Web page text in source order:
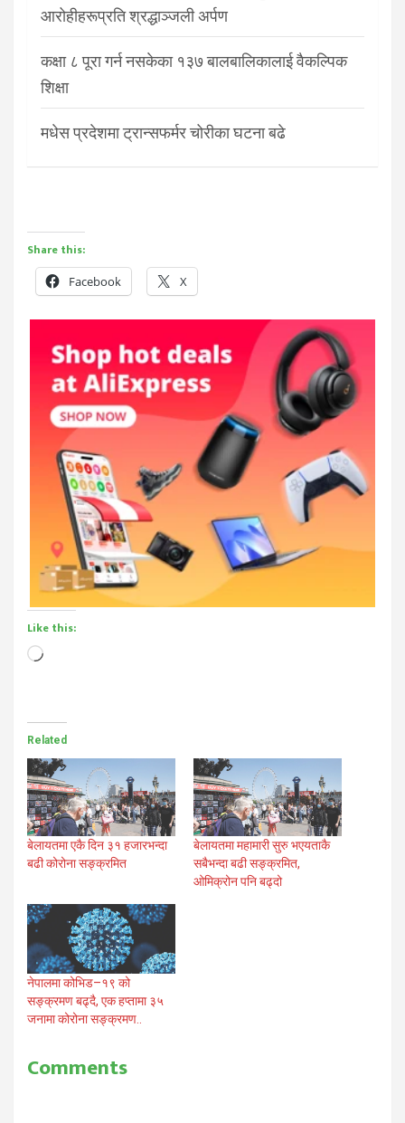
आरोहीहरूप्रति श्रद्धाञ्जली अर्पण
कक्षा ८ पूरा गर्न नसकेका १३७ बालबालिकालाई वैकल्पिक
शिक्षा
मधेस प्रदेशमा ट्रान्सफर्मर चोरीका घटना बढे
Share this:
Facebook X
Like this:
Loading…
Related
बेलायतमा एकै दिन ३१ हजारभन्दा
बढी कोरोना सङ्क्रमित
बेलायतमा महामारी सुरु भएयताकै
सबैभन्दा बढी सङ्क्रमित,
ओमिक्रोन पनि बढ्दो
नेपालमा कोभिड–१९ को
सङ्क्रमण बढ्दै, एक हप्तामा ३५
जनामा कोरोना सङ्क्रमण..
Comments